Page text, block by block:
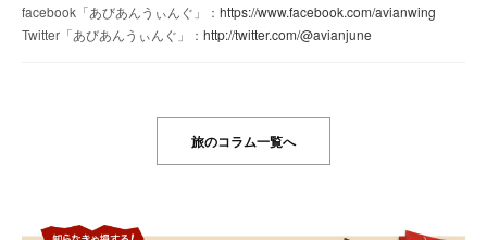
facebook「あびあんうぃんぐ」： https://www.facebook.com/avianwing
Twitter「あびあんうぃんぐ」： http://twitter.com/@avianjune
旅のコラム一覧へ